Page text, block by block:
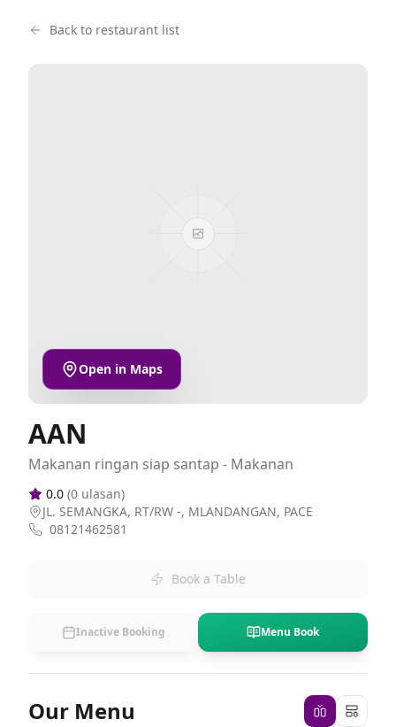
Back to restaurant list
Open in Maps
AAN
Makanan ringan siap santap - Makanan
0.0 (0 ulasan)
JL. SEMANGKA, RT/RW -, MLANDANGAN, PACE
08121462581
Book a Table
Inactive Booking Menu Book
Our Menu